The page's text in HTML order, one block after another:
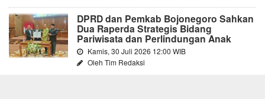
DPRD dan Pemkab Bojonegoro Sahkan
Dua Raperda Strategis Bidang
Pariwisata dan Perlindungan Anak
Kamis, 30 Juli 2026 12:00 WIB
Oleh Tim Redaksi